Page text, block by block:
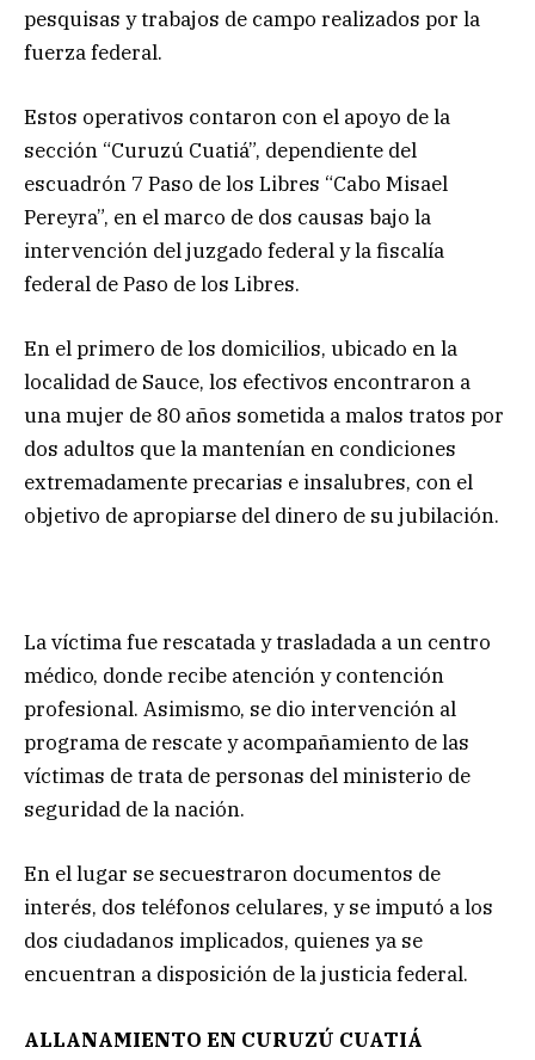
pesquisas y trabajos de campo realizados por la
fuerza federal.
Estos operativos contaron con el apoyo de la
sección “Curuzú Cuatiá”, dependiente del
escuadrón 7 Paso de los Libres “Cabo Misael
Pereyra”, en el marco de dos causas bajo la
intervención del juzgado federal y la fiscalía
federal de Paso de los Libres.
En el primero de los domicilios, ubicado en la
localidad de Sauce, los efectivos encontraron a
una mujer de 80 años sometida a malos tratos por
dos adultos que la mantenían en condiciones
extremadamente precarias e insalubres, con el
objetivo de apropiarse del dinero de su jubilación.
La víctima fue rescatada y trasladada a un centro
médico, donde recibe atención y contención
profesional. Asimismo, se dio intervención al
programa de rescate y acompañamiento de las
víctimas de trata de personas del ministerio de
seguridad de la nación.
En el lugar se secuestraron documentos de
interés, dos teléfonos celulares, y se imputó a los
dos ciudadanos implicados, quienes ya se
encuentran a disposición de la justicia federal.
ALLANAMIENTO EN CURUZÚ CUATIÁ